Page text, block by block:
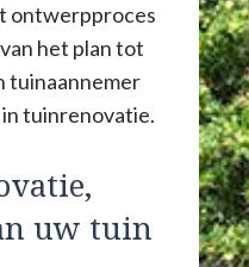
ontwerpproces
het plan tot
tuinaannemer
tuinrenovatie.
uw tuin